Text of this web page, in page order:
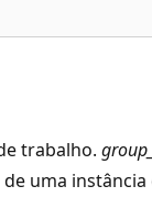
trabalho.
uma